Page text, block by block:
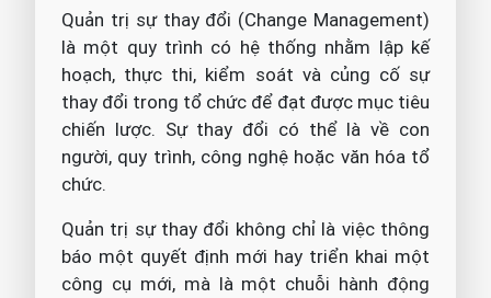
Quản trị sự thay đổi (Change Management)
là một quy trình có hệ thống nhằm lập kế
hoạch, thực thi, kiểm soát và củng cố sự
thay đổi trong tổ chức để đạt được mục tiêu
chiến lược. Sự thay đổi có thể là về con
người, quy trình, công nghệ hoặc văn hóa tổ
chức.
Quản trị sự thay đổi không chỉ là việc thông
báo một quyết định mới hay triển khai một
công cụ mới, mà là một chuỗi hành động